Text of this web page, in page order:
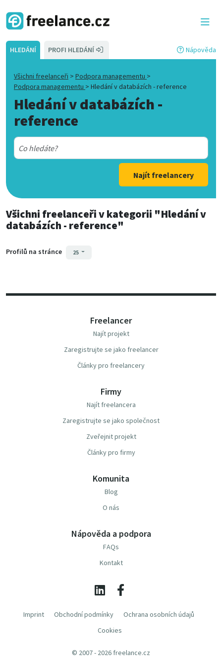
HLEDÁNÍ PROFI HLEDÁNÍ Nápověda
Všichni freelanceři > Podpora managementu >
Podpora managementu > Hledání v databázích - reference
Hledání v databázích -
reference
Najít freelancery
Všichni freelanceřiv kategorii "Hledání v
databázích - reference"
Profilů na stránce 25
Freelancer
Najít projekt
Zaregistrujte se jako freelancer
Články pro freelancery
Firmy
Najít freelancera
Zaregistrujte se jako společnost
Zveřejnit projekt
Články pro firmy
Komunita
Blog
O nás
Nápověda a podpora
FAQs
Kontakt
Imprint Obchodní podmínky
Ochrana osobních údajů
Cookies
© 2007 - 2026 freelance.cz